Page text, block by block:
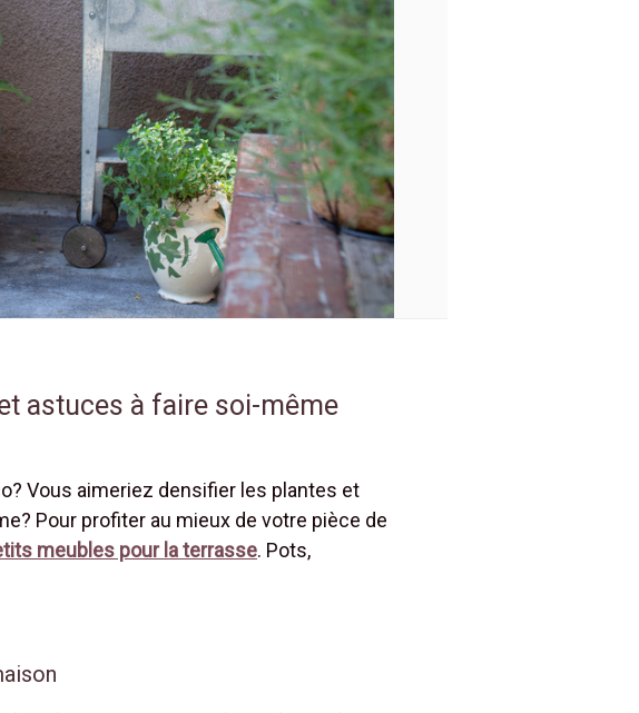
astuces à faire soi-même
Vous aimeriez densifier les plantes et
Pour profiter au mieux de votre pièce de
meubles pour la terrasse. Pots,